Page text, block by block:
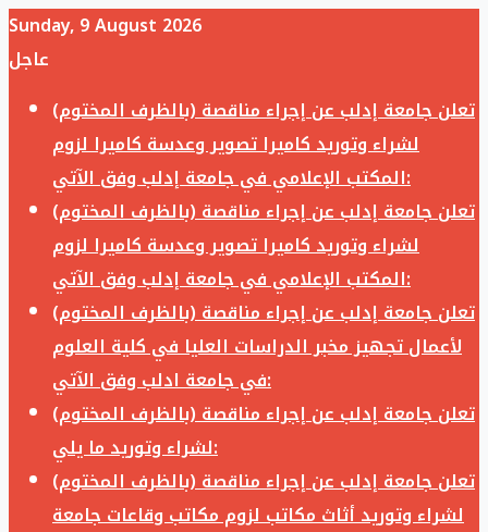
Sunday, 9 August 2026
عاجل
تعلن جامعة إدلب عن إجراء مناقصة (بالظرف المختوم)
لشراء وتوريد كاميرا تصوير وعدسة كاميرا لزوم
المكتب الإعلامي في جامعة إدلب وفق الآتي:
تعلن جامعة إدلب عن إجراء مناقصة (بالظرف المختوم)
لشراء وتوريد كاميرا تصوير وعدسة كاميرا لزوم
المكتب الإعلامي في جامعة إدلب وفق الآتي:
تعلن جامعة إدلب عن إجراء مناقصة (بالظرف المختوم)
لأعمال تجهيز مخبر الدراسات العليا في كلية العلوم
في جامعة ادلب وفق الآتي:
تعلن جامعة إدلب عن إجراء مناقصة (بالظرف المختوم)
لشراء وتوريد ما يلي:
تعلن جامعة إدلب عن إجراء مناقصة (بالظرف المختوم)
لشراء وتوريد أثاث مكاتب لزوم مكاتب وقاعات جامعة